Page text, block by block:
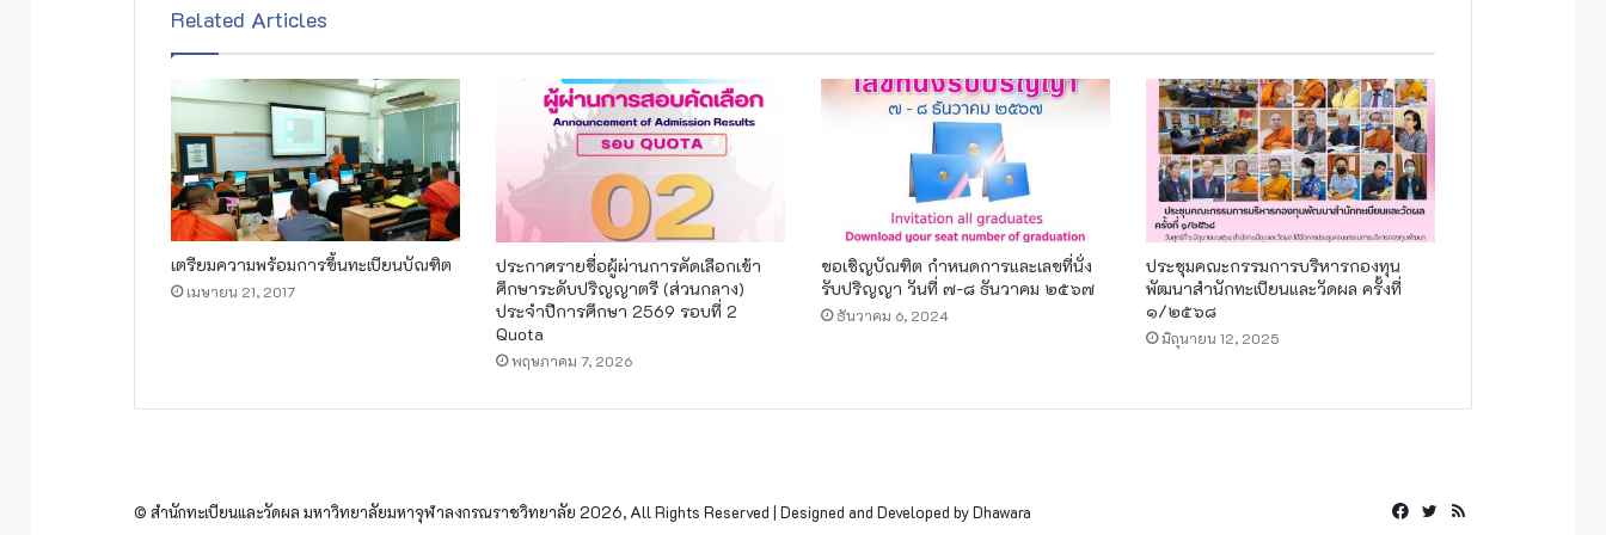
Related Articles
เตรียมความพร้อมการขึ้นทะเบียนบัณฑิต
เมษายน 21, 2017
ประกาศรายชื่อผู้ผ่านการคัดเลือกเข้า
ศึกษาระดับปริญญาตรี (ส่วนกลาง)
ประจำปีการศึกษา 2569 รอบที่ 2
Quota
พฤษภาคม 7, 2026
ขอเชิญบัณฑิต กำหนดการและเลขที่นั่ง
รับปริญญา วันที่ ๗-๘ ธันวาคม ๒๕๖๗
ธันวาคม 6, 2024
ประชุมคณะกรรมการบริหารกองทุน
พัฒนาสำนักทะเบียนและวัดผล ครั้งที่
๑/๒๕๖๘
มิถุนายน 12, 2025
© สำนักทะเบียนและวัดผล มหาวิทยาลัยมหาจุฬาลงกรณราชวิทยาลัย 2026, All Rights Reserved | Designed and Developed by Dhawara Facebook
Twitter
RSS